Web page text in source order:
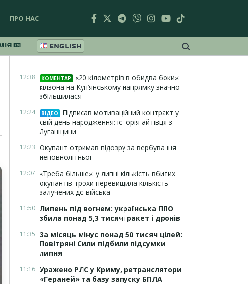
ПРО НАС
ENGLISH
12:38 КОМЕНТАР
«20 кілометрів в обидва боки»:
кілзона на Куп’янському напрямку значно
збільшилася
12:24 ВІДЕО
Підписав мотиваційний контракт у
свій день народження: історія айтівця з
Луганщини
12:23 Окупант отримав підозру за вербування
неповнолітньої
12:07
«Треба більше»: у липні кількість вбитих
окупантів трохи перевищила кількість
залучених до війська
11:50 Липень під вогнем: українська ППО
збила понад 5,3 тисячі ракет і дронів
11:35 За місяць мінус понад 50 тисяч цілей:
Повітряні Сили підбили підсумки
липня
11:16 Уражено РЛС у Криму, ретранслятори
«Гераней» та базу запуску БПЛА